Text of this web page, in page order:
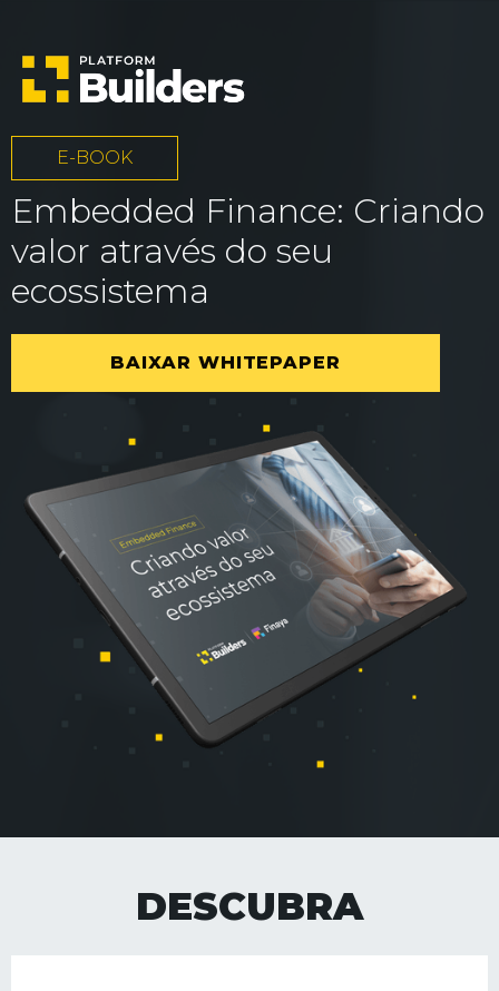
E-BOOK
Embedded Finance: Criando
valor através do seu
ecossistema
BAIXAR WHITEPAPER
DESCUBRA